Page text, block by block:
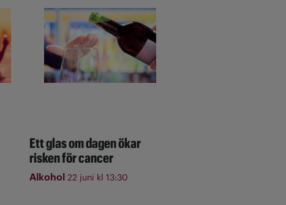
Ett glas om dagen ökar
risken för cancer
Alkohol 22 juni kl 13:30